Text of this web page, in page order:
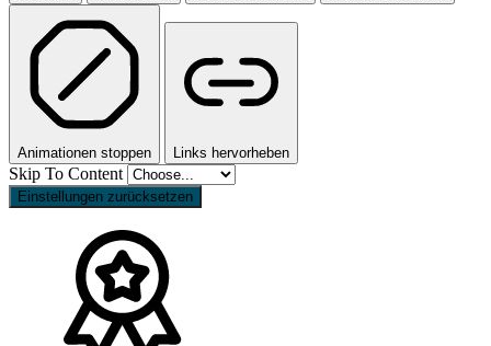
Animationen stoppen Links hervorheben
Skip To Content
Einstellungen zurücksetzen